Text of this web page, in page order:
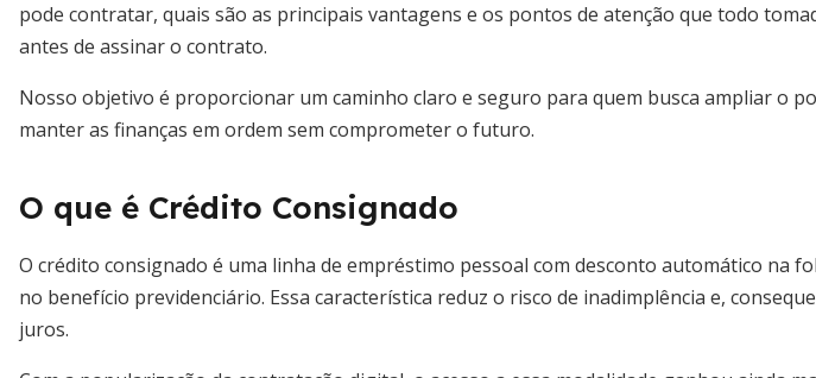
pode contratar, quais são as principais vantagens e os pontos de atenção que todo
antes de assinar o contrato.
Nosso objetivo é proporcionar um caminho claro e seguro para quem busca ampliar o
manter as finanças em ordem sem comprometer o futuro.
O que é Crédito Consignado
O crédito consignado é uma linha de empréstimo pessoal com desconto automático na
no benefício previdenciário. Essa característica reduz o risco de inadimplência e,
juros.